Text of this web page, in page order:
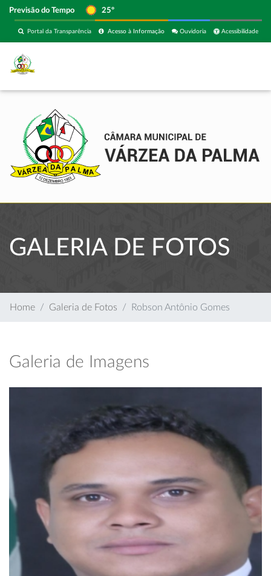
Previsão do Tempo 25º
Acessibilidade
Ouvidoria
Acesso à Informação
Portal da Transparência
GALERIA DE FOTOS
Home Galeria de Fotos Robson Antônio Gomes
Galeria de Imagens